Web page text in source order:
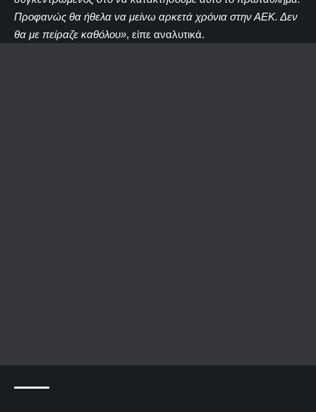
Προφανώς θα ήθελα να μείνω αρκετά χρόνια στην ΑΕΚ. Δεν
θα με πείραζε καθόλου», είπε αναλυτικά.